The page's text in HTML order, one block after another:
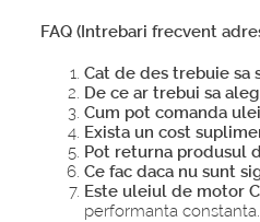
FAQ (Intrebari frecvent
Cat de des trebuie sa
De ce ar trebui sa
Cum pot comanda
Exista un cost
Pot returna produsul
Ce fac daca nu sunt
Este uleiul de motor
performanta constanta.